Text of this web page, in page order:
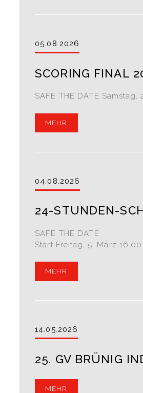
05.08.2026
SCORING FINAL
SAFE THE DATE
MEHR
04.08.2026
24-STUNDEN-
SAFE THE DATE
Start Freitag, 5. März
MEHR
14.05.2026
25. GV BRÜNIG
MEHR